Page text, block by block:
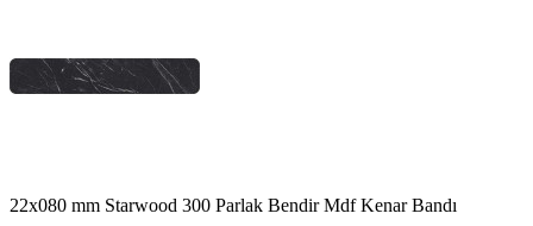
22x080 mm Starwood 300 Parlak Bendir Mdf Kenar Bandı